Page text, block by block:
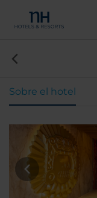
Sobre el hotel